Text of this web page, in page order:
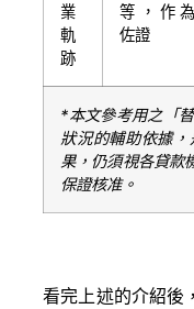
業
軌
跡
等，作為
佐證
*本文參考用之「
狀況的輔助依據
果，仍須視各貸款
保證核准。
看完上述的介紹後